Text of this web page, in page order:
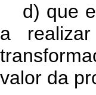
d) que
a
valor da